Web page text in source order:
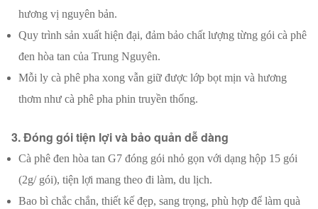
hương vị nguyên bản.
Quy trình sản xuất hiện đại, đảm bảo chất lượng từng gói cà phê
đen hòa tan của Trung Nguyên.
Mỗi ly cà phê pha xong vẫn giữ được lớp bọt mịn và hương
thơm như cà phê pha phin truyền thống.
3. Đóng gói tiện lợi và bảo quản dễ dàng
Cà phê đen hòa tan G7 đóng gói nhỏ gọn với dạng hộp 15 gói
(2g/ gói), tiện lợi mang theo đi làm, du lịch.
Bao bì chắc chắn, thiết kế đẹp, sang trọng, phù hợp để làm quà